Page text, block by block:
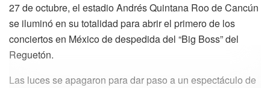
27 de octubre, el estadio Andrés Quintana Roo de Cancún
se iluminó en su totalidad para abrir el primero de los
conciertos en México de despedida del “Big Boss” del
Reguetón.
Las luces se apagaron para dar paso a un espectáculo de